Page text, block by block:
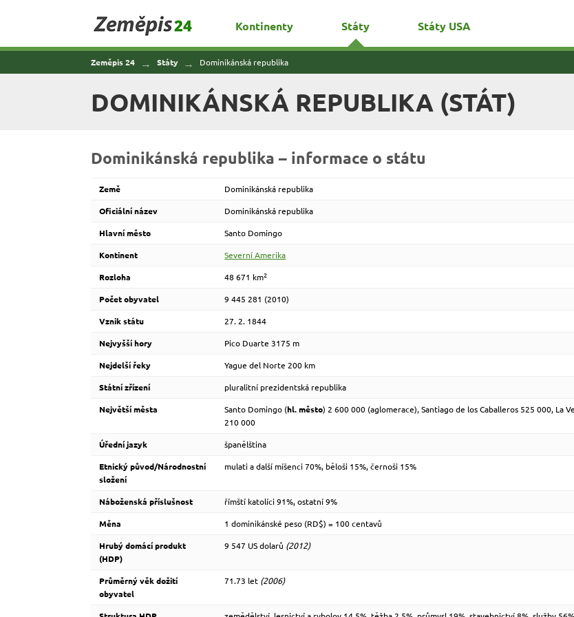
Zeměpis 24 Kontinenty Státy Státy USA
Zeměpis 24 Státy Dominikánská republika
DOMINIKÁNSKÁ REPUBLIKA (STÁT)
Dominikánská republika – informace o státu
Země
Dominikánská republika
Oficiální název
Dominikánská republika
Hlavní město
Santo Domingo
Kontinent
Severní Amerika
Rozloha
48 671 km2
Počet obyvatel
9 445 281 (2010)
Vznik státu
27. 2. 1844
Nejvyšší hory
Pico Duarte 3175 m
Nejdelší řeky
Yague del Norte 200 km
Státní zřízení
pluralitní prezidentská republika
Největší města
Santo Domingo (hl. město) 2 600 000 (aglomerace), Santiago de los Caballeros 525 000, La
210 000
Úřední jazyk
španělština
Etnický původ/Národnostní
složení
mulati a další míšenci 70%, běloši 15%, černoši 15%
Náboženská příslušnost
římští katolíci 91%, ostatní 9%
Měna
1 dominikánské peso (RD$) = 100 centavů
Hrubý domácí produkt
(HDP)
9 547 US dolarů (2012)
Průměrný věk dožití
obyvatel
71.73 let (2006)